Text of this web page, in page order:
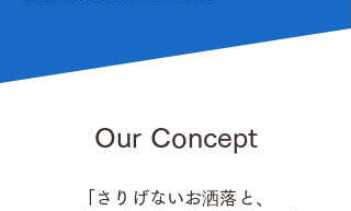
Our Concept
「さりげないお洒落と、